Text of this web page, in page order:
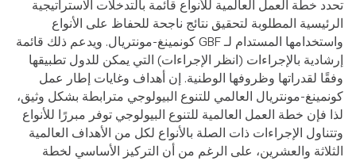
تحدد خطة العمل العالمية للأنواع قائمة بالتدخلات الاستراتيجية
الرئيسية المطلوبة لتحقيق نتائج ناجحة للحفاظ على الأنواع
واستخدامها المستدام لـ GBF كونمينغ-مونتريال.
ويدعم ذلك قائمة
إرشادية بالإجراءات (انظر الإجراءات) التي يمكن للدول تطبيقها
وفقًا لقدراتها وظروفها الوطنية. إن أهداف وغايات إطار عمل
كونمينغ-مونتريال العالمي للتنوع البيولوجي مترابطة بشكل وثيق،
لذا فإن خطة العمل العالمية للتنوع البيولوجي توفر مبررًا للأنواع
وتتناول الإجراءات ذات الصلة بالأنواع لكل من الأهداف العالمية
الثلاثة والعشرين، على الرغم من أن التركيز الأساسي لخطة